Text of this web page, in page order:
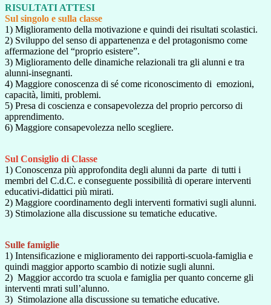
RISULTATI ATTESI
Sul singolo e sulla classe
1) Miglioramento della motivazione e quindi dei risultati scolastici.
2) Sviluppo del senso di appartenenza e del protagonismo come
affermazione del “proprio esistere”.
3) Miglioramento delle dinamiche relazionali tra gli alunni e tra
alunni-insegnanti.
4) Maggiore conoscenza di sé come riconoscimento di emozioni,
capacità, limiti, problemi.
5) Presa di coscienza e consapevolezza del proprio percorso di
apprendimento.
6) Maggiore consapevolezza nello scegliere.
Sul Consiglio di Classe
1) Conoscenza più approfondita degli alunni da parte di tutti i
membri del C.d.C. e conseguente possibilità di operare interventi
educativi-didattici più mirati.
2) Maggiore coordinamento degli interventi formativi sugli alunni.
3) Stimolazione alla discussione su tematiche educative.
Sulle famiglie
1) Intensificazione e miglioramento dei rapporti-scuola-famiglia e
quindi maggior apporto scambio di notizie sugli alunni.
2) Maggior accordo tra scuola e famiglia per quanto concerne gli
interventi mrati sull’alunno.
3) Stimolazione alla discussione su tematiche educative.